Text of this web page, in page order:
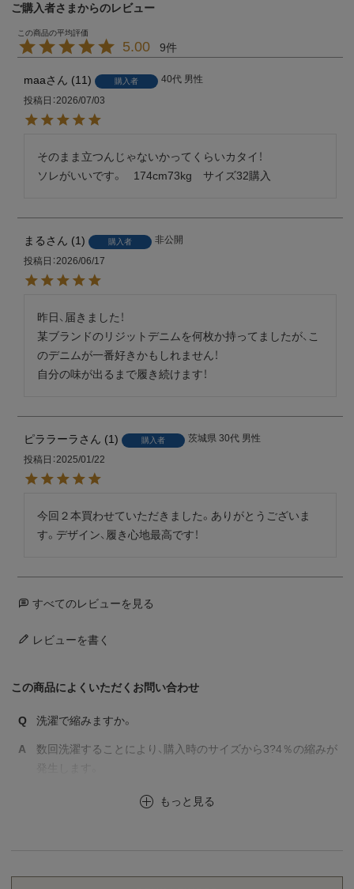
ご購入者さまからのレビュー
5.00 9
maa 11 購入者 40代 男性
投稿日 2026/07/03
そのまま立つんじゃないかってくらいカタイ！
ソレがいいです。　174cm73kg　サイズ32購入
まる 1 購入者
非公開
投稿日 2026/06/17
昨日、届きました！
某ブランドのリジットデニムを何枚か持ってましたが、こ
のデニムが一番好きかもしれません！
自分の味が出るまで履き続けます！
ピララーラ 1 購入者 茨城県 30代 男性
投稿日 2025/01/22
今回２本買わせていただきました。ありがとうございま
す。デザイン、履き心地最高です！
すべてのレビューを見る
レビューを書く
この商品によくいただくお問い合わせ
Q 洗濯で縮みますか。
A
数回洗濯することにより、購入時のサイズから3?4％の縮みが
発生します。
もっと見る